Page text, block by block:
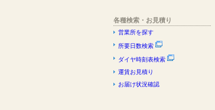
各種検索・お見積り
営業所を探す
所要日数検索
ダイヤ時刻表検索
運賃お見積り
お届け状況確認